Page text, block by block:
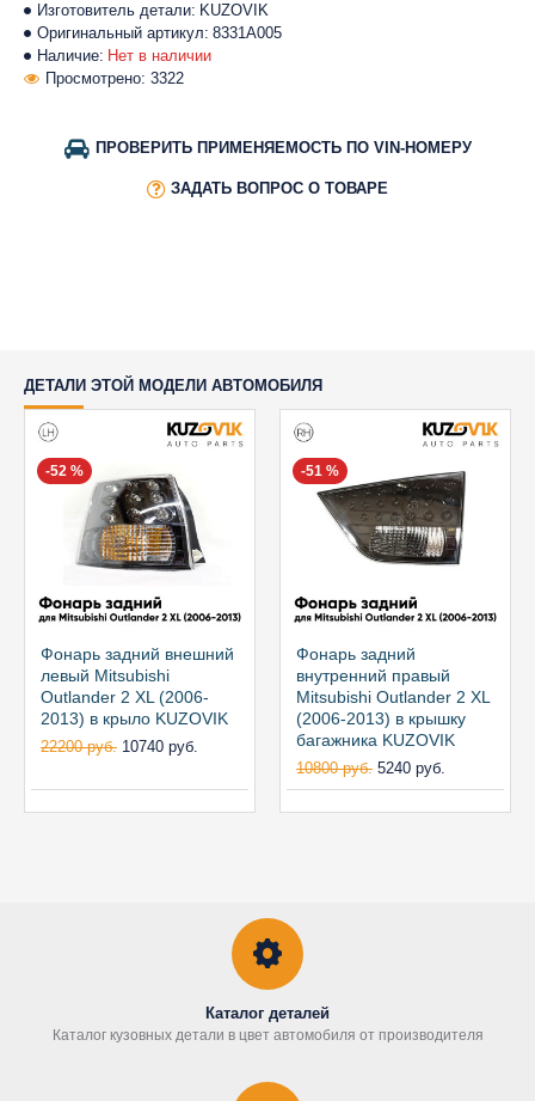
Наличие: Нет в наличии
Изготовитель детали: KUZOVIK
Оригинальный артикул: 8331A005
Просмотрено: 3322
ПРОВЕРИТЬ ПРИМЕНЯЕМОСТЬ ПО VIN-НОМЕРУ
ЗАДАТЬ ВОПРОС О ТОВАРЕ
ДЕТАЛИ ЭТОЙ МОДЕЛИ АВТОМОБИЛЯ
-52 %
Фонарь задний внешний
левый Mitsubishi
Outlander 2 XL (2006-
2013) в крыло KUZOVIK
22200 руб. 10740 руб.
-51 %
Фонарь задний
внутренний правый
Mitsubishi Outlander 2 XL
(2006-2013) в крышку
багажника KUZOVIK
10800 руб. 5240 руб.
Каталог деталей
Каталог кузовных детали в цвет автомобиля от производителя